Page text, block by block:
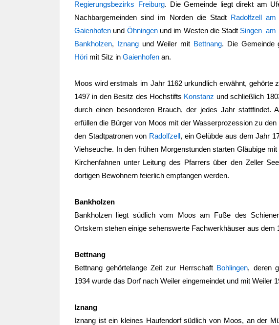
Regierungsbezirks Freiburg. Die Gemeinde liegt direkt am
Nachbargemeinden sind im Norden die Stadt Radolfzell am
Gaienhofen und Öhningenund im Westen die Stadt Singen am
Bankholzen, Iznangund Weiler mit Bettnang. Die Gemeinde
Höri mit Sitz in Gaienhofen an.
Moos wird erstmals im Jahr 1162 urkundlich erwähnt, gehörte
1497 in den Besitz des Hochstifts Konstanz und schließlich
durch einen besonderen Brauch, der jedes Jahr stattfindet.
erfüllen die Bürger von Moos mit der Wasserprozession zu
den Stadtpatronen von Radolfzell, ein Gelübde aus dem Jahr
Viehseuche. In den frühen Morgenstunden starten Gläubige
Kirchenfahnen unter Leitung des Pfarrers über den Zeller
dortigen Bewohnern feierlich empfangen werden.
Bankholzen
Bankholzen liegt südlich vom Moos am Fuße des
Ortskern stehen einige sehenswerte Fachwerkhäuser aus dem
Bettnang
Bettnang gehörtelange Zeit zur Herrschaft Bohlingen, deren
1934 wurde das Dorf nach Weiler eingemeindet und mit Weiler
Iznang
Iznang ist ein kleines Haufendorf südlich von Moos, an der